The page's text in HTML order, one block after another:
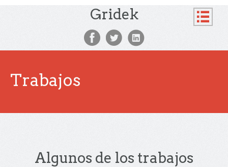
Gridek
Trabajos
Algunos de los trabajos